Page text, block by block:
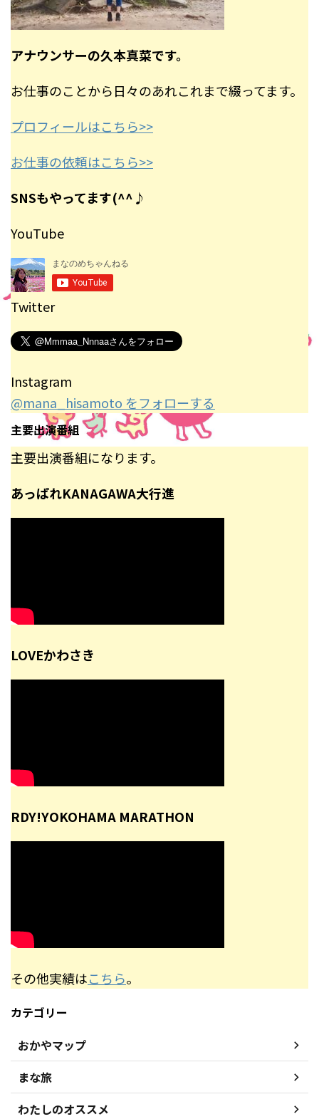
アナウンサーの久本真菜です。
お仕事のことから日々のあれこれまで綴ってます。
プロフィールはこちら>>
お仕事の依頼はこちら>>
SNSもやってます(^^♪
YouTube
Twitter
Instagram
@mana_hisamoto をフォローする
主要出演番組
主要出演番組になります。
あっぱれKANAGAWA大行進
LOVEかわさき
RDY!YOKOHAMA MARATHON
その他実績はこちら。
カテゴリー
おかやマップ
まな旅
わたしのオススメ